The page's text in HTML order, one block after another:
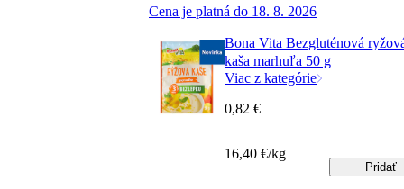
Cena je platná do 18. 8. 2026
Bona Vita Bezgluténová
kaša marhuľa 50 g
Viac z kategórie
0,82 €
16,40 €/kg
Pridať